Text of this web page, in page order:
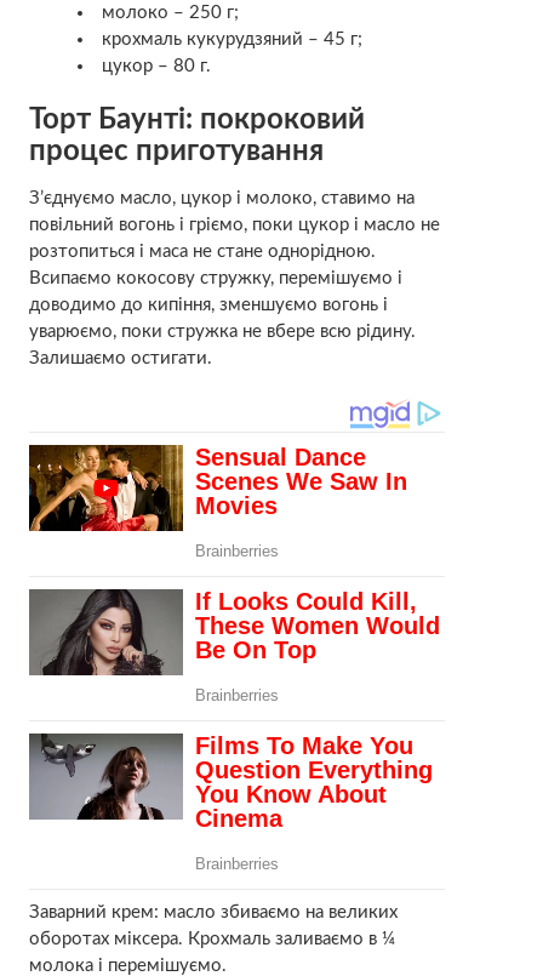
молоко – 250 г;
крохмаль кукурудзяний – 45 г;
цукор – 80 г.
Торт Баунті: покроковий
процес приготування
З’єднуємо масло, цукор і молоко, ставимо на
повільний вогонь і гріємо, поки цукор і масло не
розтопиться і маса не стане однорідною.
Всипаємо кокосову стружку, перемішуємо і
доводимо до кипіння, зменшуємо вогонь і
уварюємо, поки стружка не вбере всю рідину.
Залишаємо остигати.
Заварний крем: масло збиваємо на великих
оборотах міксера. Крохмаль заливаємо в ¼
молока і перемішуємо.